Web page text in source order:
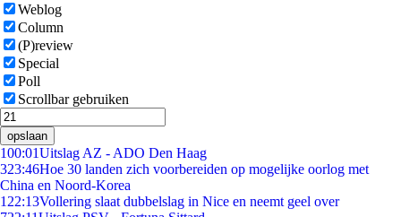
Weblog
Column
(P)review
Special
Poll
Scrollbar gebruiken
opslaan
100:01Uitslag AZ - ADO Den Haag
323:46Hoe 30 landen zich voorbereiden op mogelijke oorlog met
China en Noord-Korea
1 22:13Vollering slaat dubbelslag in Nice en neemt geel over